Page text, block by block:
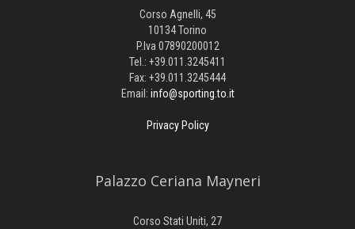
Corso Agnelli, 45
10134 Torino
P.Iva 07890200012
Tel.: +39.011.3245411
Fax: +39.011.3245444
Email: info@sporting.to.it
Privacy Policy
Palazzo Ceriana Mayneri
Corso Stati Uniti, 27